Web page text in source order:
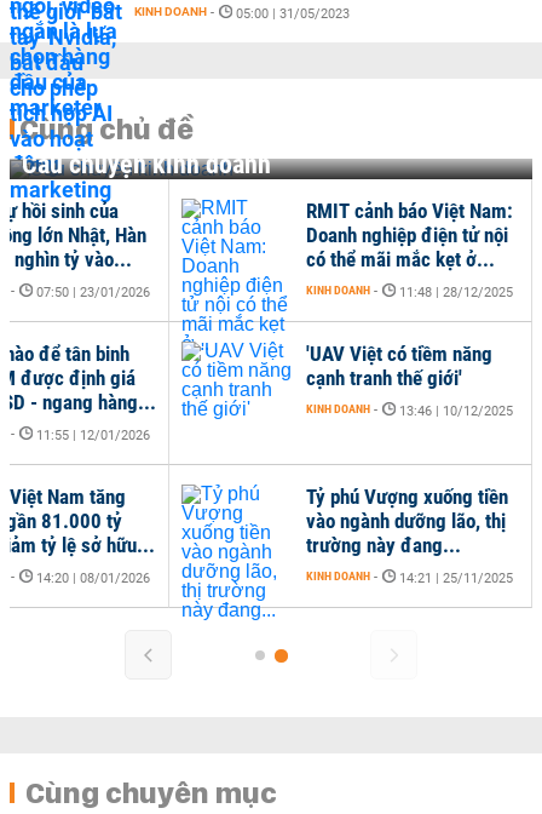
KINH DOANH - 05:00 | 31/05/2023
Cùng chủ đề
Câu chuyện kinh doanh
hồi sinh của
lớn Nhật, Hàn
nghìn tỷ vào...
- 07:50 | 23/01/2026
nào để tân binh
được định giá
- ngang hàng...
- 11:55 | 12/01/2026
Việt Nam tăng
gần 81.000 tỷ
tỷ lệ sở hữu...
- 14:20 | 08/01/2026
RMIT cảnh báo Việt Nam:
Doanh nghiệp điện tử nội
có thể mãi mắc kẹt ở...
KINH DOANH - 11:48 | 28/12/2025
'UAV Việt có tiềm năng
cạnh tranh thế giới'
KINH DOANH - 13:46 | 10/12/2025
Tỷ phú Vượng xuống tiền
vào ngành dưỡng lão, thị
trường này đang...
KINH DOANH - 14:21 | 25/11/2025
Cùng chuyên mục